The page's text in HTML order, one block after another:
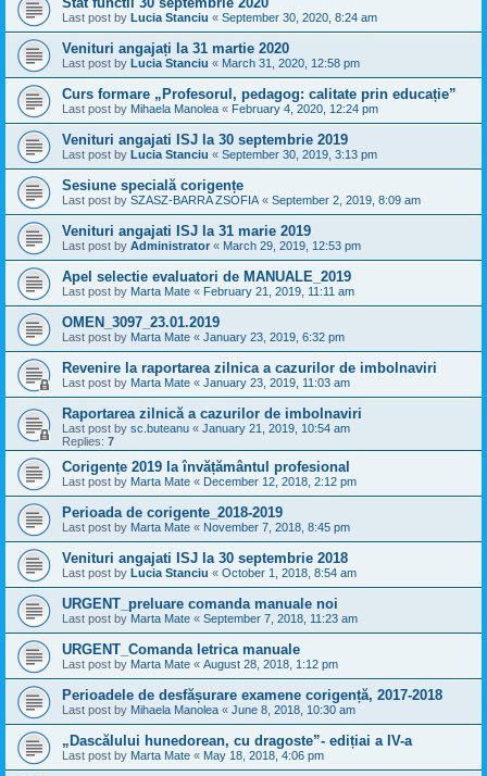
Last post by Lucia Stanciu « September 30, 2020, 8:24 am
Venituri angajați la 31 martie 2020
Last post by Lucia Stanciu « March 31, 2020, 12:58 pm
Curs formare „Profesorul, pedagog: calitate prin educație”
Last post by Mihaela Manolea « February 4, 2020, 12:24 pm
Venituri angajati ISJ la 30 septembrie 2019
Last post by Lucia Stanciu « September 30, 2019, 3:13 pm
Sesiune specială corigențe
Last post by SZASZ-BARRA ZSOFIA « September 2, 2019, 8:09 am
Venituri angajati ISJ la 31 marie 2019
Last post by Administrator « March 29, 2019, 12:53 pm
Apel selectie evaluatori de MANUALE_2019
Last post by Marta Mate « February 21, 2019, 11:11 am
OMEN_3097_23.01.2019
Last post by Marta Mate « January 23, 2019, 6:32 pm
Revenire la raportarea zilnica a cazurilor de imbolnaviri
Last post by Marta Mate « January 23, 2019, 11:03 am
Raportarea zilnică a cazurilor de imbolnaviri
Last post by sc.buteanu « January 21, 2019, 10:54 am
Replies: 7
Corigențe 2019 la învățământul profesional
Last post by Marta Mate « December 12, 2018, 2:12 pm
Perioada de corigente_2018-2019
Last post by Marta Mate « November 7, 2018, 8:45 pm
Venituri angajati ISJ la 30 septembrie 2018
Last post by Lucia Stanciu « October 1, 2018, 8:54 am
URGENT_preluare comanda manuale noi
Last post by Marta Mate « September 7, 2018, 11:23 am
URGENT_Comanda letrica manuale
Last post by Marta Mate « August 28, 2018, 1:12 pm
Perioadele de desfășurare examene corigență, 2017-2018
Last post by Mihaela Manolea « June 8, 2018, 10:30 am
„Dascălului hunedorean, cu dragoste”- edițiai a IV-a
Last post by Marta Mate « May 18, 2018, 4:06 pm